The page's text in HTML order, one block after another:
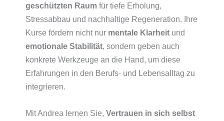
geschützten Raum für tiefe Erholung,
Stressabbau und nachhaltige Regeneration. Ihre
Kurse fördern nicht nur mentale Klarheit und
emotionale Stabilität, sondern geben auch
konkrete Werkzeuge an die Hand, um diese
Erfahrungen in den Berufs- und Lebensalltag zu
integrieren.
Mit Andrea lernen Sie, Vertrauen in sich selbst